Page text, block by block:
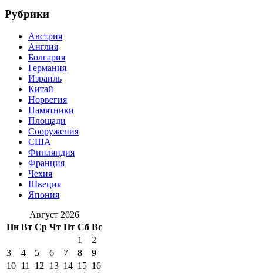
Рубрики
Австрия
Англия
Болгария
Германия
Израиль
Китай
Норвегия
Памятники
Площади
Сооружения
США
Финляндия
Франция
Чехия
Швеция
Япония
Август 2026
Пн Вт Ср Чт Пт Сб Вс
1
2
3
4 5 6 7 8
9
10 11 12 13 14 15 16